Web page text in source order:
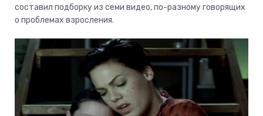
составил подборку из семи видео, по-разному говорящих
о проблемах взросления.